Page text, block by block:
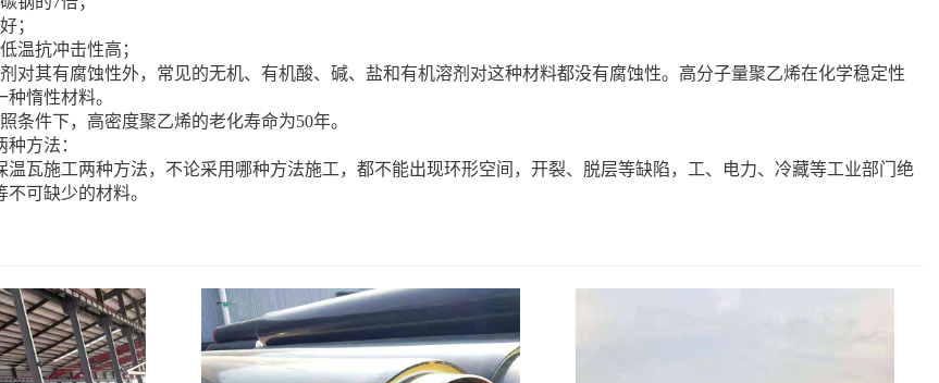
；
温抗冲击性高；
对其有腐蚀性外，常见的无机、有机酸、碱、盐和有机溶剂对这种材料都没有腐蚀性。高分子量聚乙烯在化学稳定性
种惰性材料。
条件下，高密度聚乙烯的老化寿命为50年。
方法：
温瓦施工两种方法，不论采用哪种方法施工，都不能出现环形空间，开裂、脱层等缺陷，工、电力、冷藏等工业部门绝
可缺少的材料。